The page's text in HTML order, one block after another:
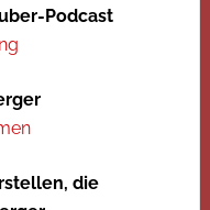
Podcast
die